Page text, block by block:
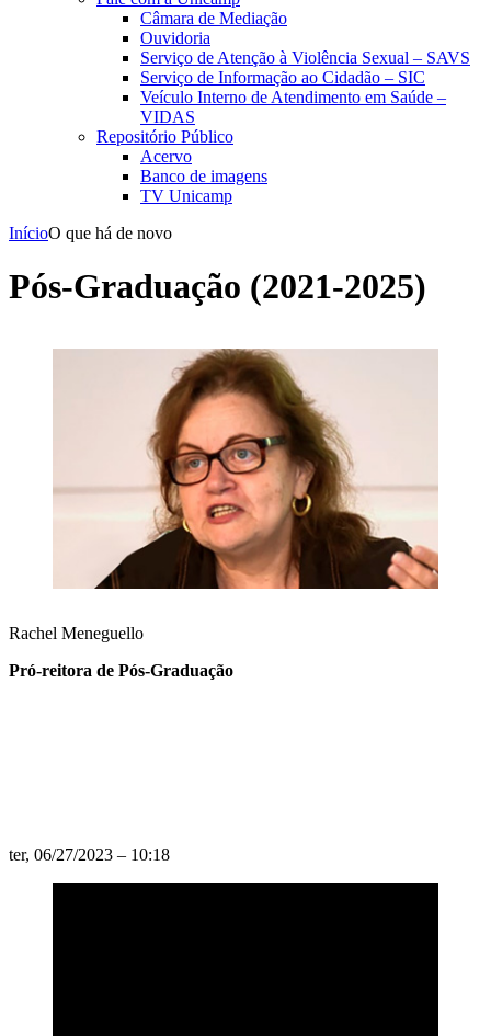
Câmara de Mediação
Ouvidoria
Serviço de Atenção à Violência Sexual – SAVS
Serviço de Informação ao Cidadão – SIC
Veículo Interno de Atendimento em Saúde –
VIDAS
Repositório Público
Acervo
Banco de imagens
TV Unicamp
InícioO que há de novo
Pós-Graduação (2021-2025)
Rachel Meneguello
Pró-reitora de Pós-Graduação
ter, 06/27/2023 – 10:18